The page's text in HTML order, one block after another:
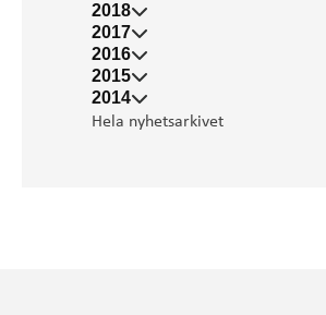
2018
2017
2016
2015
2014
Hela nyhetsarkivet